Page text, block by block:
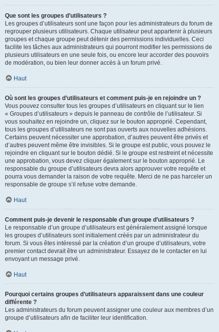
Que sont les groupes d’utilisateurs ?
Les groupes d’utilisateurs sont une façon pour les administrateurs du forum de
regrouper plusieurs utilisateurs. Chaque utilisateur peut appartenir à plusieurs
groupes et chaque groupe peut détenir des permissions individuelles. Ceci
facilite les tâches aux administrateurs qui pourront modifier les permissions de
plusieurs utilisateurs en une seule fois, ou encore leur accorder des pouvoirs
de modération, ou bien leur donner accès à un forum privé.
Haut
Où sont les groupes d’utilisateurs et comment puis-je en rejoindre un ?
Vous pouvez consulter tous les groupes d’utilisateurs en cliquant sur le lien
« Groupes d’utilisateurs » depuis le panneau de contrôle de l’utilisateur. Si
vous souhaitez en rejoindre un, cliquez sur le bouton approprié. Cependant,
tous les groupes d’utilisateurs ne sont pas ouverts aux nouvelles adhésions.
Certains peuvent nécessiter une approbation, d’autres peuvent être privés et
d’autres peuvent même être invisibles. Si le groupe est public, vous pouvez le
rejoindre en cliquant sur le bouton dédié. Si le groupe est restreint et nécessite
une approbation, vous devez cliquer également sur le bouton approprié. Le
responsable du groupe d’utilisateurs devra alors approuver votre requête et
pourra vous demander la raison de votre requête. Merci de ne pas harceler un
responsable de groupe s’il refuse votre demande.
Haut
Comment puis-je devenir le responsable d’un groupe d’utilisateurs ?
Le responsable d’un groupe d’utilisateurs est généralement assigné lorsque
les groupes d’utilisateurs sont initialement créés par un administrateur du
forum. Si vous êtes intéressé par la création d’un groupe d’utilisateurs, votre
premier contact devrait être un administrateur. Essayez de le contacter en lui
envoyant un message privé.
Haut
Pourquoi certains groupes d’utilisateurs apparaissent dans une couleur
différente ?
Les administrateurs du forum peuvent assigner une couleur aux membres d’un
groupe d’utilisateurs afin de faciliter leur identification.